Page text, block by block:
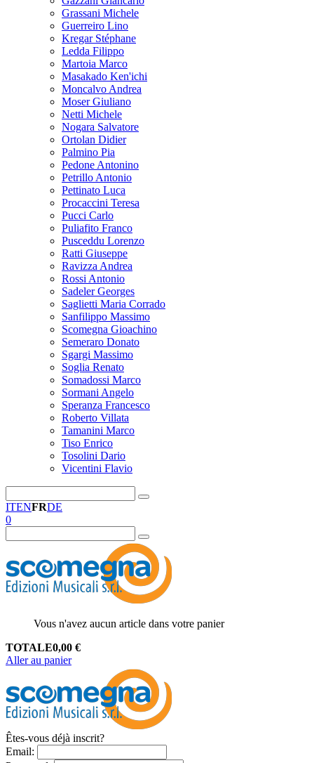
Grassani Michele
Guerreiro Lino
Kregar Stéphane
Ledda Filippo
Martoia Marco
Masakado Ken'ichi
Moncalvo Andrea
Moser Giuliano
Netti Michele
Nogara Salvatore
Ortolan Didier
Palmino Pia
Pedone Antonino
Petrillo Antonio
Pettinato Luca
Procaccini Teresa
Pucci Carlo
Puliafito Franco
Pusceddu Lorenzo
Ratti Giuseppe
Ravizza Andrea
Rossi Antonio
Sadeler Georges
Saglietti Maria Corrado
Sanfilippo Massimo
Scomegna Gioachino
Semeraro Donato
Sgargi Massimo
Soglia Renato
Somadossi Marco
Sormani Angelo
Speranza Francesco
Roberto Villata
Tamanini Marco
Tiso Enrico
Tosolini Dario
Vicentini Flavio
ITENFRDE
0
Vous n'avez aucun article dans votre panier
TOTALE0,00 €
Aller au panier
Êtes-vous déjà inscrit?
Email: